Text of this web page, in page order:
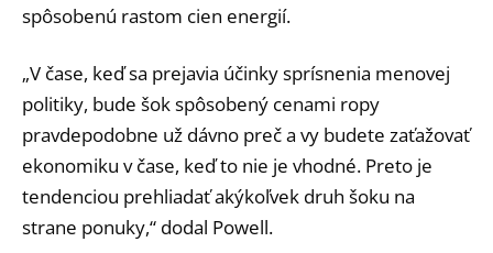
spôsobenú rastom cien energií.
„V čase, keď sa prejavia účinky sprísnenia menovej
politiky, bude šok spôsobený cenami ropy
pravdepodobne už dávno preč a vy budete zaťažovať
ekonomiku v čase, keď to nie je vhodné. Preto je
tendenciou prehliadať akýkoľvek druh šoku na
strane ponuky,“ dodal Powell.